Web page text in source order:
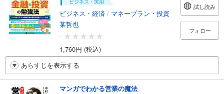
ビジネス・実用
ビジネス・経済 / マネープラン・投資
某哲也
-
1,760円 (税込)
試し読み
フォロー
あらすじを表示する
マンガでわかる営業の魔法